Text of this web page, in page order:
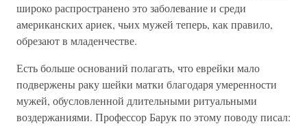
широко распространено это заболевание и среди
американских ариек, чьих мужей теперь, как правило,
обрезают в младенчестве.
Есть больше оснований полагать, что еврейки мало
подвержены раку шейки матки благодаря умеренности
мужей, обусловленной длительными ритуальными
воздержаниями. Профессор Барук по этому поводу писал: